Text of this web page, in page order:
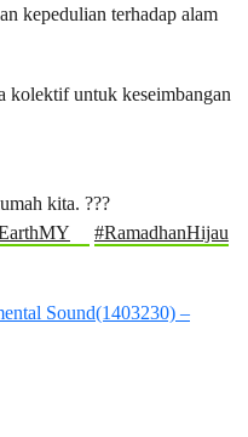
kepedulian terhadap alam
kolektif untuk keseimbangan
kita. ???
#RamadhanHijau
Sound(1403230) –